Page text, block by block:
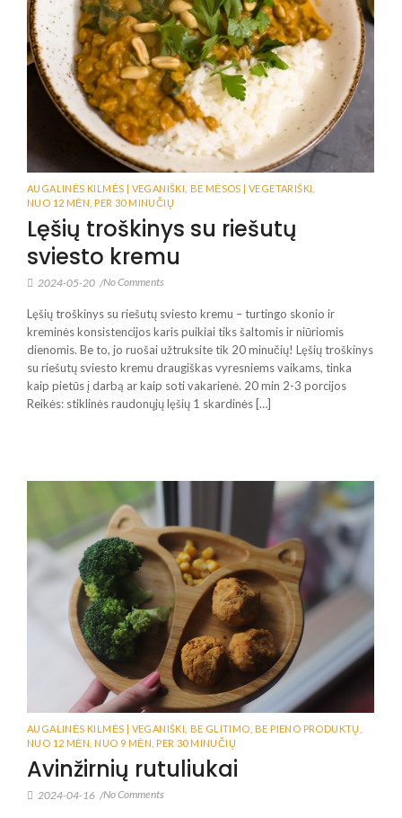
AUGALINĖS KILMĖS | VEGANIŠKI BE MĖSOS | VEGETARIŠKI
NUO 12 MĖN PER 30 MINUČIŲ
Lęšių troškinys su riešutų
sviesto kremu
2024-05-20 /No Comments
Lęšių troškinys su riešutų sviesto kremu – turtingo skonio ir
kreminės konsistencijos karis puikiai tiks šaltomis ir niūriomis
dienomis. Be to, jo ruošai užtruksite tik 20 minučių! Lęšių troškinys
su riešutų sviesto kremu draugiškas vyresniems vaikams, tinka
kaip pietūs į darbą ar kaip soti vakarienė. 20 min 2-3 porcijos
Reikės: stiklinės raudonųjų lęšių 1 skardinės […]
AUGALINĖS KILMĖS | VEGANIŠKI BE GLITIMO BE PIENO PRODUKTŲ
NUO 12 MĖN NUO 9 MĖN PER 30 MINUČIŲ
Avinžirnių rutuliukai
2024-04-16 /No Comments